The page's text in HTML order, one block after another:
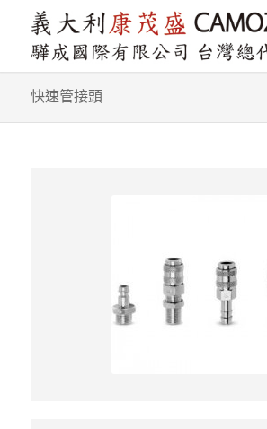
快速管接頭